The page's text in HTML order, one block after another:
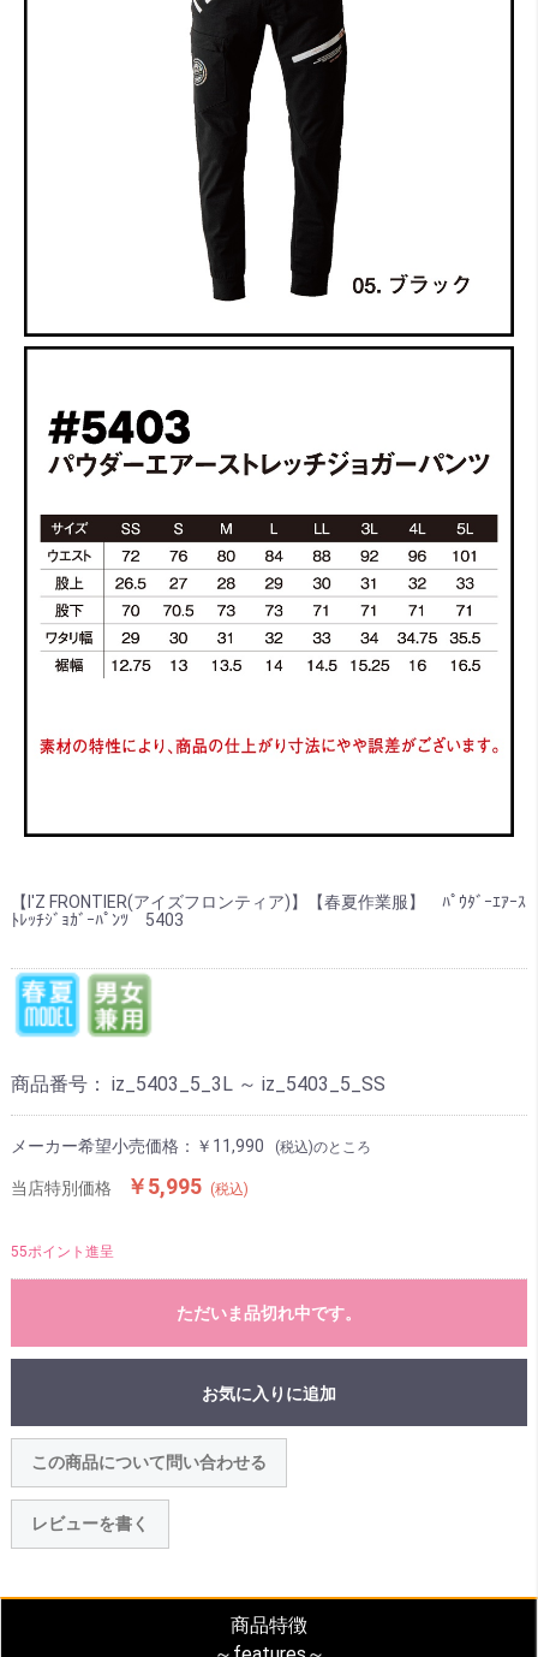
【I'Z FRONTIER(アイズフロンティア)】【春夏作業服】 ﾊﾟｳﾀﾞｰｴｱｰｽ
ﾄﾚｯﾁｼﾞｮｶﾞｰﾊﾟﾝﾂ 5403
商品番号： iz_5403_5_3L ～ iz_5403_5_SS
メーカー希望小売価格： ￥11,990 (税込)のところ
当店特別価格 ￥5,995 (税込)
55ポイント進呈
ただいま品切れ中です。
お気に入りに追加
この商品について問い合わせる
レビューを書く
商品特徴